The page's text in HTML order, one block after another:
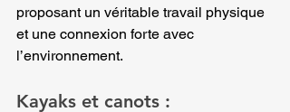
proposant un véritable travail physique
et une connexion forte avec
l’environnement.
Kayaks et canots :